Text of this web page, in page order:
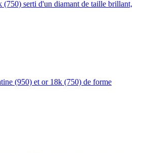
(750) serti d'un diamant de taille brillant,
(950) et or 18k (750) de forme